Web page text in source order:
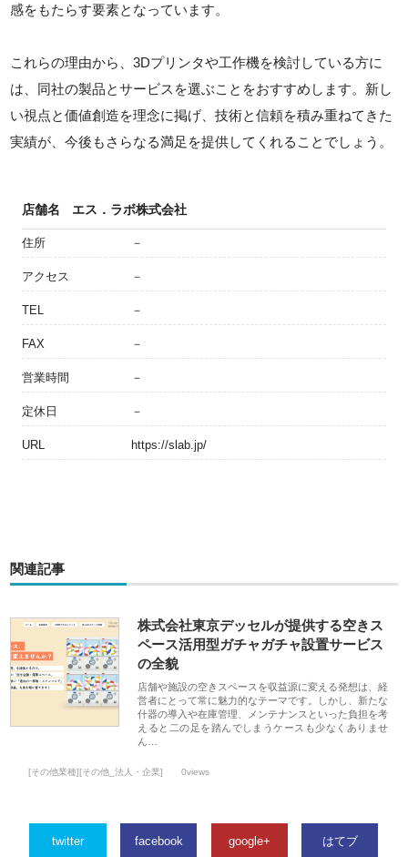
感をもたらす要素となっています。
これらの理由から、3Dプリンタや工作機を検討している方に
は、同社の製品とサービスを選ぶことをおすすめします。新し
い視点と価値創造を理念に掲げ、技術と信頼を積み重ねてきた
実績が、今後もさらなる満足を提供してくれることでしょう。
店舗名 エス．ラボ株式会社
住所 －
アクセス －
TEL －
FAX －
営業時間 －
定休日 －
URL https://slab.jp/
関連記事
株式会社東京デッセルが提供する空きス
ペース活用型ガチャガチャ設置サービス
の全貌
店舗や施設の空きスペースを収益源に変える発想は、経
営者にとって常に魅力的なテーマです。しかし、新たな
什器の導入や在庫管理、メンテナンスといった負担を考
えると二の足を踏んでしまうケースも少なくありませ
ん…
[その他業種][その他_法人・企業] 0views
twitter facebook google+ はてブ